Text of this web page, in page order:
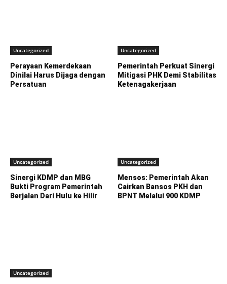
Uncategorized
Perayaan Kemerdekaan
Dinilai Harus Dijaga dengan
Persatuan
Uncategorized
Pemerintah Perkuat Sinergi
Mitigasi PHK Demi Stabilitas
Ketenagakerjaan
Uncategorized
Sinergi KDMP dan MBG
Bukti Program Pemerintah
Berjalan Dari Hulu ke Hilir
Uncategorized
Mensos: Pemerintah Akan
Cairkan Bansos PKH dan
BPNT Melalui 900 KDMP
Uncategorized